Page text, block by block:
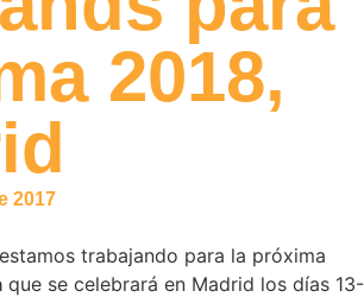
2018,
2017
estamos trabajando para la próxima
que se celebrará en Madrid los días 13-